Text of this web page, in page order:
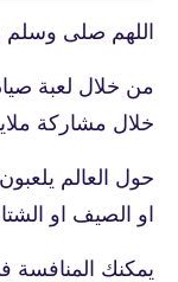
اللهم صلى وسلم
من خلال لعبة
خلال مشاركة
حول العالم
او الصيف او
يمكنك